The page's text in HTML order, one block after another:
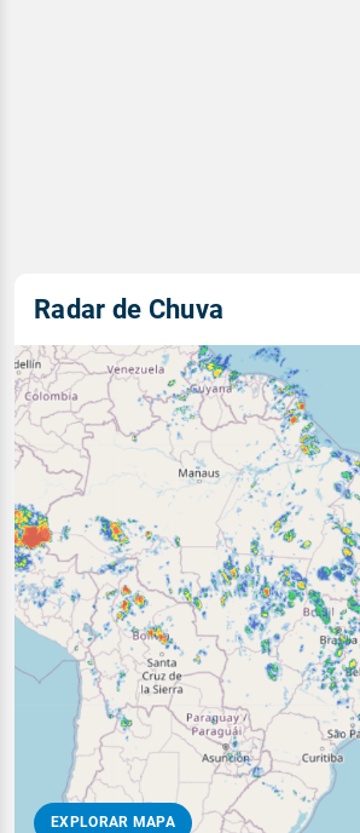
Radar de Chuva
EXPLORAR MAPA